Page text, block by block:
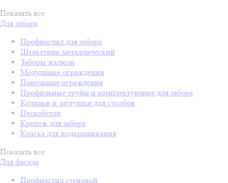
Показать все
Для забора
Профнастил для забора
Штакетник металлический
Заборы жалюзи
Модульные ограждения
Панельные ограждения
Профильные трубы и комплектующие для забора
Колпаки и заглушки для столбов
Пескобетон
Крепеж для забора
Краска для подкрашивания
Показать все
Для фасада
Профнастил стеновой